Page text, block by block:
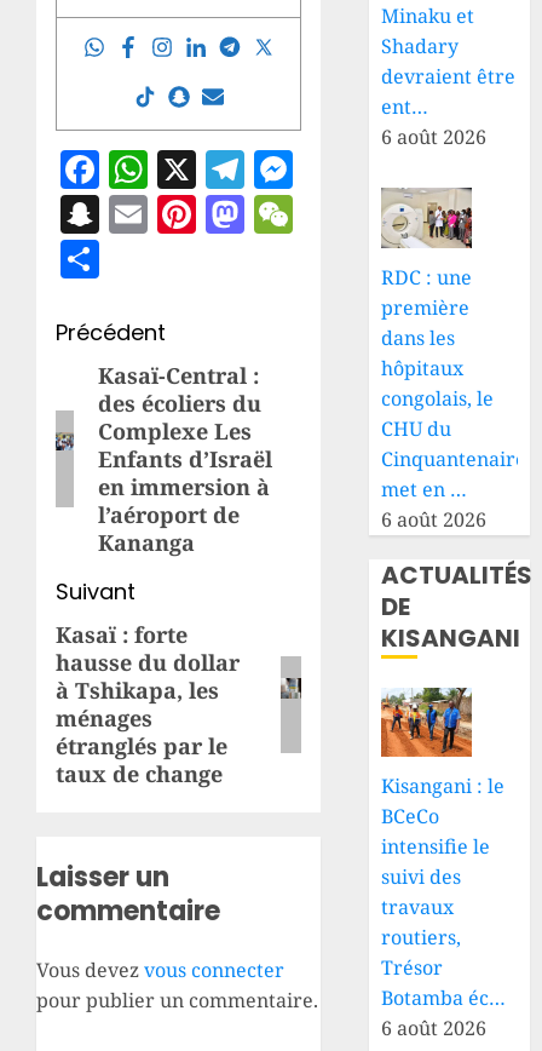
Facebook
WhatsApp
X Telegram
Snapchat
EmailPinterest
Mastodon
WeChat
Navigation
d’article
Précédent
Article
précédent:
Kasaï-Central :
des écoliers du
Complexe Les
Enfants d’Israël
en immersion à
l’aéroport de
Kananga
Suivant
Article
suivant:
Kasaï : forte
hausse du dollar
à Tshikapa, les
ménages
étranglés par le
taux de change
Laisser un
commentaire
Vous devezvous connecter
pour publier un commentaire.
Minaku et
Shadary
devraient être
ent…
6 août 2026
RDC : une
première
dans les
hôpitaux
congolais, le
CHU du
Cinquantenaire
met en …
6 août 2026
ACTUALITÉS
DE
KISANGANI
Kisangani : le
BCeCo
intensifie le
suivi des
travaux
routiers,
Trésor
Botamba éc…
6 août 2026